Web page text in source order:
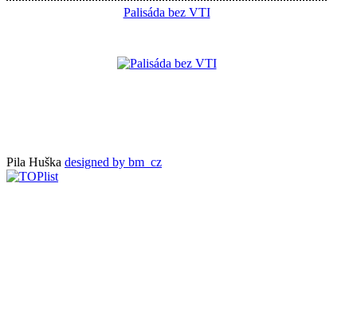
Palisáda bez VTI
Pila Huška designed by bm_cz